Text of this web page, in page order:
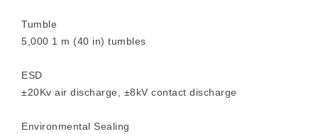
Tumble
5,000 1 m (40 in) tumbles
ESD
±20Kv air discharge, ±8kV contact discharge
Environmental Sealing